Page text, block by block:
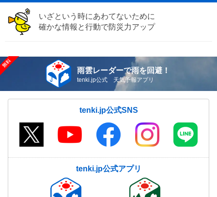
いざという時にあわてないために
確かな情報と行動で防災力アップ
雨雲レーダーで雨を回避！
tenki.jp公式 天気予報アプリ
tenki.jp公式SNS
tenki.jp公式アプリ